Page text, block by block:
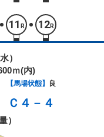
11 R 12R
）
ｍ(内)
【馬場状態】 良
Ｃ４－４
）